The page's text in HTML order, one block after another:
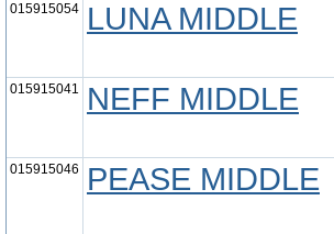
015915054 LUNA MIDDLE
015915041 NEFF MIDDLE
015915046 PEASE MIDDLE